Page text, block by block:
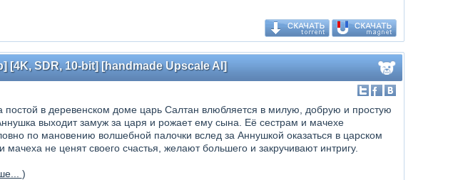
[4K, SDR, 10-bit] [handmade Upscale AI]
постой в деревенском доме царь Салтан влюбляется в милую, добрую и простую
выходит замуж за царя и рожает ему сына. Её сестрам и мачехе
по мановению волшебной палочки вслед за Аннушкой оказаться в царском
мачеха не ценят своего счастья, желают большего и закручивают интригу.
)